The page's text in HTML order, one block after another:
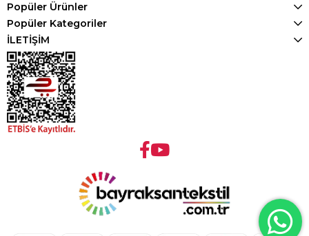
Popüler Ürünler
Popüler Kategoriler
İLETİŞİM